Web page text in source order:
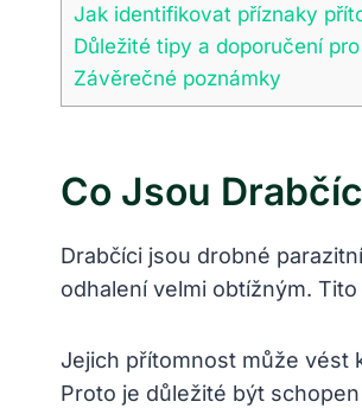
Jak identifikovat příznaky
Důležité tipy a doporučení
Závěrečné poznámky
Co Jsou
Drabčíci jsou drobné
odhalení velmi obtížným.
Jejich přítomnost může vést
Proto je důležité být